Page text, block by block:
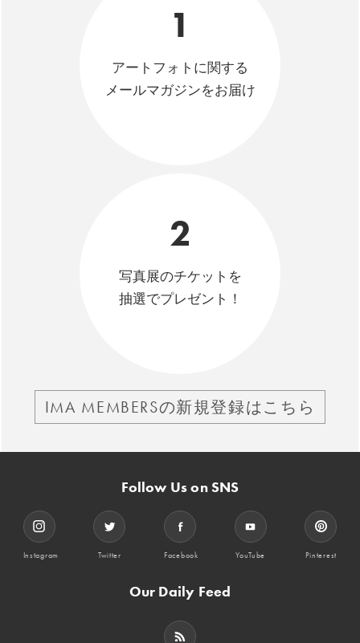
1
アートフォトに関する
メールマガジンをお届け
2
写真展のチケットを
抽選でプレゼント！
IMA MEMBERSの新規登録はこちら
Follow Us on SNS
Instagram Twitter Facebook YouTube Pinterest
Our Daily Feed